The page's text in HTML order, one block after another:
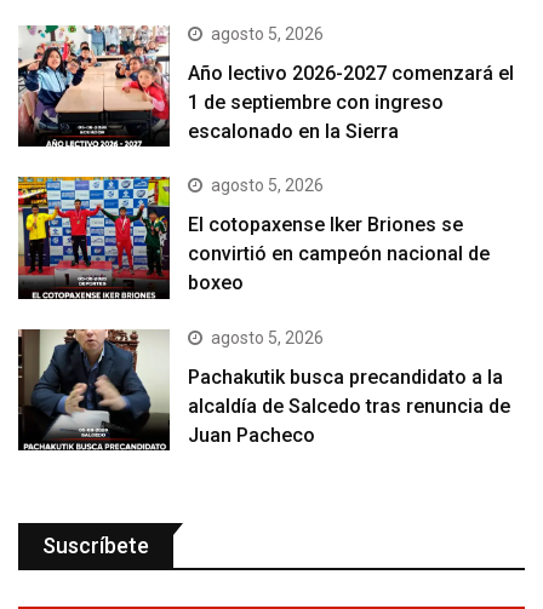
agosto 5, 2026
Año lectivo 2026-2027 comenzará el
1 de septiembre con ingreso
escalonado en la Sierra
agosto 5, 2026
El cotopaxense Iker Briones se
convirtió en campeón nacional de
boxeo
agosto 5, 2026
Pachakutik busca precandidato a la
alcaldía de Salcedo tras renuncia de
Juan Pacheco
Suscríbete